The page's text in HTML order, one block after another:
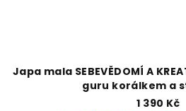
Japa mala SEBEVĚDOMÍ A
guru korálkem a
1 390 Kč